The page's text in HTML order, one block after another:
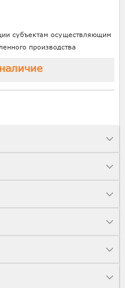
субъектам осуществляющим
производства